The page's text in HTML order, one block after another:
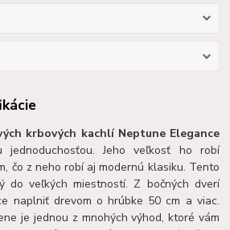
krbových kachlí Neptune Elegance
jednoduchosťou. Jeho veľkosť ho robí
čo z neho robí aj modernú klasiku. Tento
do veľkých miestností. Z bočných dverí
naplniť drevom o hrúbke 50 cm a viac.
je jednou z mnohých výhod, ktoré vám